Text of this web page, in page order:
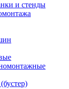
и стенды